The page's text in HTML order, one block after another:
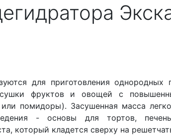
для приготовления однородных
фруктов и овощей с
помидоры). Засушенная масса
- основы для тортов,
который кладется сверху на